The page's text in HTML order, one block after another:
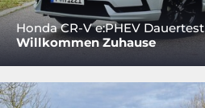
Honda CR-V e:PHEV Dauertest
Willkommen Zuhause